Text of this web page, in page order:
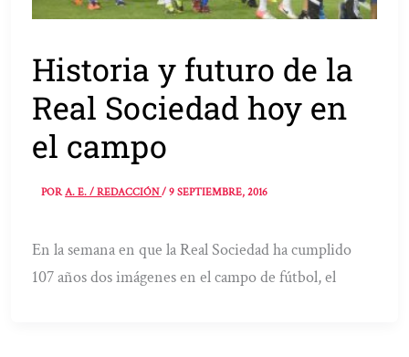
Historia y futuro de la
Real Sociedad hoy en
el campo
PORA. E. / REDACCIÓN/9 SEPTIEMBRE, 2016
En la semana en que la Real Sociedad ha cumplido
107 años dos imágenes en el campo de fútbol, el